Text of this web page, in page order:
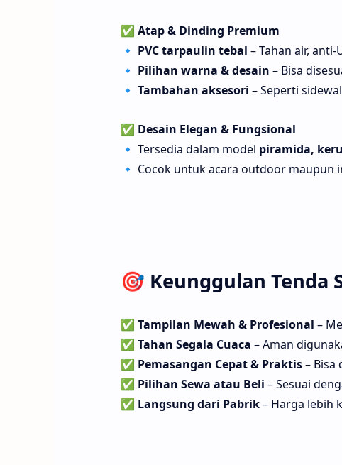
✅ Atap & Dinding Premium
🔹 PVC tarpaulin tebal – Tahan air,
🔹 Pilihan warna & desain – Bisa
🔹 Tambahan aksesori – Seperti
✅ Desain Elegan & Fungsional
🔹 Tersedia dalam model piramida,
🔹 Cocok untuk acara outdoor
🎯 Keunggulan Tenda
✅ Tampilan Mewah & Profesional –
✅ Tahan Segala Cuaca – Aman
✅ Pemasangan Cepat & Praktis– Bisa
✅ Pilihan Sewa atau Beli – Sesuai
✅ Langsung dari Pabrik– Harga lebih